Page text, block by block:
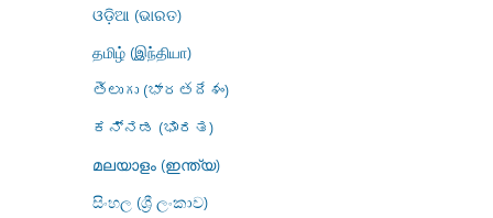
ଓଡ଼ିଆ (ଭାରତ)
தமிழ் (இந்தியா)
తెలుగు (భారతదేశం)
ಕನ್ನಡ (ಭಾರತ)
മലയാളം (ഇന്ത്യ)
සිංහල (ශ්‍රී ලංකාව)